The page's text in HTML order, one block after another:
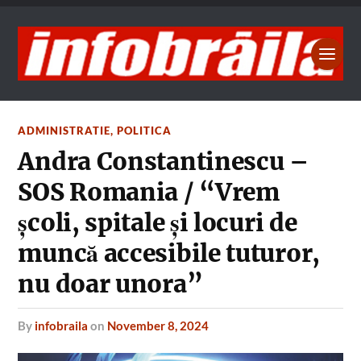
ADMINISTRATIE,POLITICA
Andra Constantinescu –
SOS Romania / “Vrem
școli, spitale și locuri de
muncă accesibile tuturor,
nu doar unora”
by infobraila on November 8, 2024